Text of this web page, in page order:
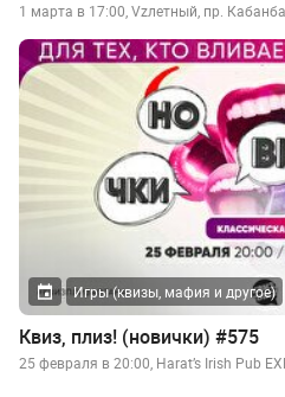
1 марта в 17:00, Vzлетный, пр.
Игры (квизы, мафия и другое)
Квиз, плиз! (новички) #575
25 февраля в 20:00, Harat’s Irish Pub